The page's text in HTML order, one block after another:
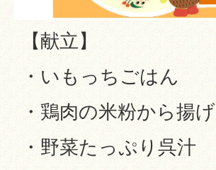
【献立】
・いもっちごはん
・鶏肉の米粉から揚げ
・野菜たっぷり呉汁